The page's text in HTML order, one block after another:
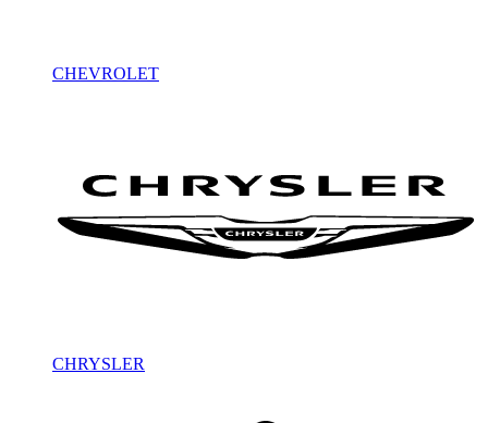
CHEVROLET
CHRYSLER